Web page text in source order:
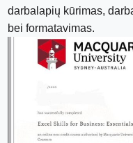
darbalapių kūrimas,
bei formatavimas.